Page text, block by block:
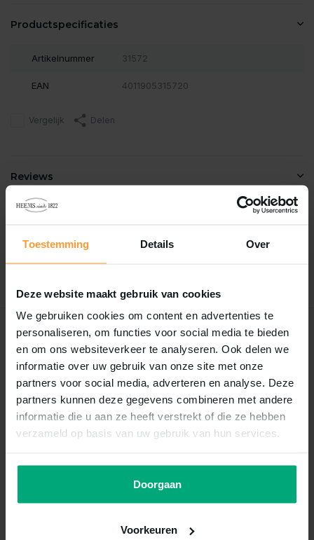
Toestemming Details Over
Deze website maakt gebruik van cookies
We gebruiken cookies om content en advertenties te
personaliseren, om functies voor social media te bieden
en om ons websiteverkeer te analyseren. Ook delen we
informatie over uw gebruik van onze site met onze
partners voor social media, adverteren en analyse. Deze
partners kunnen deze gegevens combineren met andere
informatie die u aan ze heeft verstrekt of die ze hebben
verzameld op basis van uw gebruik van hun services.
Doorgaan
Voorkeuren
Productspecificaties
Artikelnummer 31572
EAN 4011905315720
Vergelijk Delen
Reviews
Recent bekeken
Trixie